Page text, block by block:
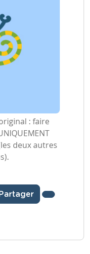
: faire
deux autres
Partager